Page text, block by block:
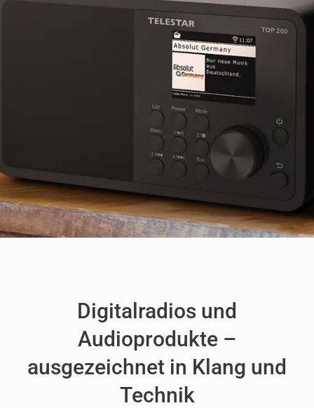
Digitalradios und
Audioprodukte –
ausgezeichnet in Klang und
Technik